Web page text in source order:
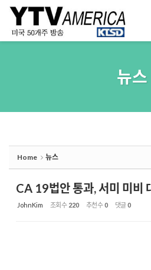
뉴스
Home 뉴스
CA 19법안 통과, 서미 미비
JohnKim 조회 수 220 추천 수0 댓글0